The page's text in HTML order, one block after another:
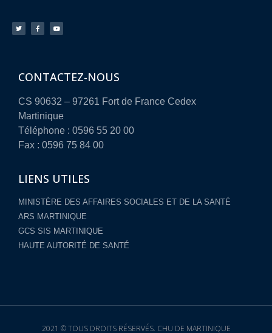
CONTACTEZ-NOUS
CS 90632 – 97261 Fort de France Cedex
Martinique
Téléphone : 0596 55 20 00
Fax : 0596 75 84 00
LIENS UTILES
MINISTÈRE DES AFFAIRES SOCIALES ET DE LA SANTÉ
ARS MARTINIQUE
GCS SIS MARTINIQUE
HAUTE AUTORITÉ DE SANTÉ
2021 © TOUS DROITS RÉSERVÉS. CHU DE MARTINIQUE